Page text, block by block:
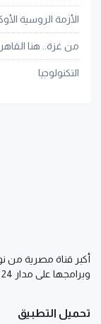
الأزمة الروسية
من غزة.. هنا
التكنولوجيا
أكبر قناة مصرية من
وبرامجها على مدار 24 ساعة
تحميل التطبيق